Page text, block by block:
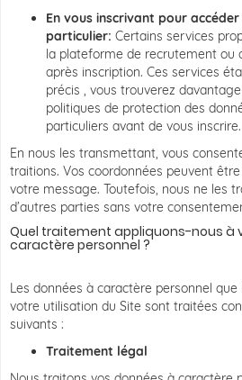
En vous inscrivant pour
particulier: Certains services
la plateforme de recrutement ou
après inscription. Ces services
précis , vous trouverez
politiques de protection des
particuliers avant de vous inscrire.
En nous les transmettant, vous
traitions. Vos coordonnées peuvent
votre message. Toutefois, nous ne les
d’autres parties sans votre
Quel traitement appliquons-nous à
caractère personnel ?
Les données à caractère personnel
votre utilisation du Site sont traitées
suivants :
Traitement légal